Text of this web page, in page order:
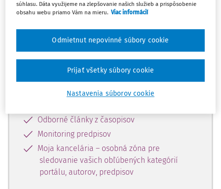
dostupný predplatiteľom portálu.
Odomknite si prístup k odbornému
obsahu a získajte prístup na 10 dní
zdarma, stačí sa len zaregistrovať.
Vďaka registrácii získate prístup aj k
vybranému obsahu:
Odborné články z časopisov
Monitoring predpisov
Moja kancelária – osobná zóna pre
sledovanie vašich obľúbených kategórií
portálu, autorov, predpisov
súhlasu. Dáta využijeme na zlepšovanie našich služieb a prispôsobenie
obsahu webu priamo Vám na mieru. Viac informácií
Nastavenia súborov cookie
Odmietnut nepovinné súbory cookie
Prijať všetky súbory cookie